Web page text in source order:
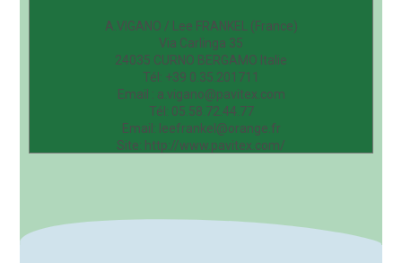
A.VIGANO / Lee FRANKEL (France)
Via Carlinga 35
24035 CURNO BERGAMO Italie
Tél: +39 0.35.201711
Email : a.vigano@pavitex.com
Tél: 05.58.72.44.77
Email: leefrankel@orange.fr
Site: http://www.pavitex.com/